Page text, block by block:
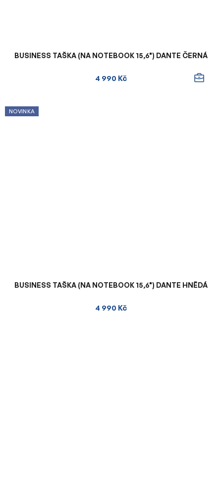
BUSINESS TAŠKA (NA NOTEBOOK 15,6") DANTE ČERNÁ
4 990 Kč
NOVINKA
BUSINESS TAŠKA (NA NOTEBOOK 15,6") DANTE HNĚDÁ
4 990 Kč